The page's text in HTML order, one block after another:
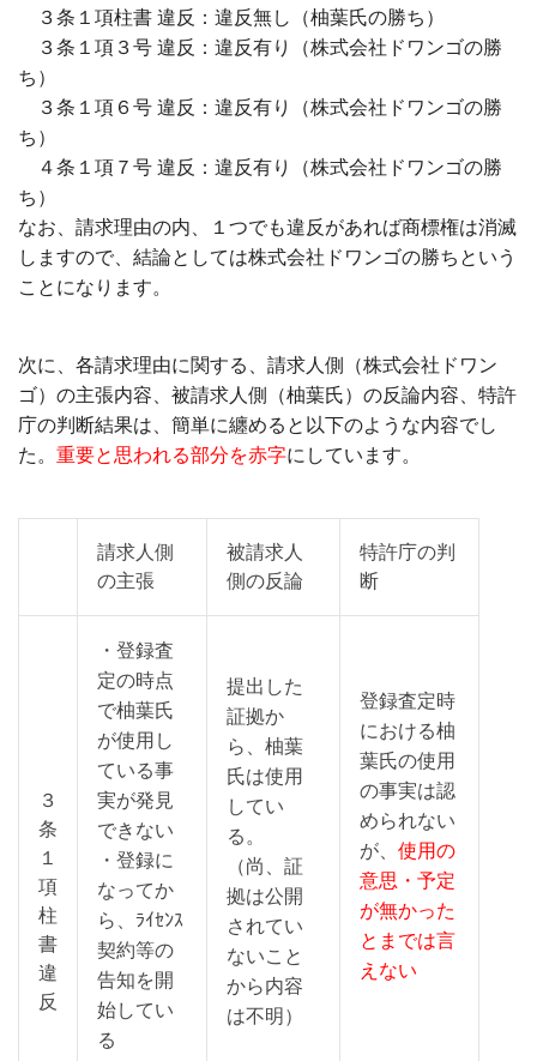
３条１項柱書 違反：違反無し（柚葉氏の勝ち）
３条１項３号 違反：違反有り（株式会社ドワンゴの勝
ち）
３条１項６号 違反：違反有り（株式会社ドワンゴの勝
ち）
４条１項７号 違反：違反有り（株式会社ドワンゴの勝
ち）
なお、請求理由の内、１つでも違反があれば商標権は消滅
しますので、結論としては株式会社ドワンゴの勝ちという
ことになります。
次に、各請求理由に関する、請求人側（株式会社ドワン
ゴ）の主張内容、被請求人側（柚葉氏）の反論内容、特許
庁の判断結果は、簡単に纏めると以下のような内容でし
た。 重要と思われる部分を赤字にしています。
請求人側
の主張
被請求人
側の反論
特許庁の判
断
３
条
１
項
柱
書
違
反
・登録査
定の時点
で柚葉氏
が使用し
ている事
実が発見
できない
・登録に
なってか
ら、ﾗｲｾﾝｽ
契約等の
告知を開
始してい
る
提出した
証拠か
ら、柚葉
氏は使用
してい
る。
（尚、証
拠は公開
されてい
ないこと
から内容
は不明）
登録査定時
における柚
葉氏の使用
の事実は認
められない
が、 使用の
意思・予定
が無かった
とまでは言
えない